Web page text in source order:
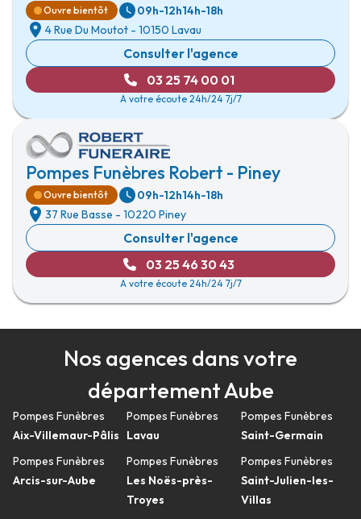
Ouvre bientôt 09h-12h14h-18h
4 Rue Du Moutot - 10150 Lavau
Consulter l'agence
03 25 74 00 01
A votre écoute 24h/24 7j/7
Pompes Funèbres Robert - Piney
Ouvre bientôt 09h-12h14h-18h
37 Rue Basse - 10220 Piney
Consulter l'agence
03 25 46 30 43
A votre écoute 24h/24 7j/7
Nos agences dans votre
département Aube
Pompes Funèbres
Aix-Villemaur-Pâlis
Pompes Funèbres
Arcis-sur-Aube
Pompes Funèbres
Lavau
Pompes Funèbres
Les Noës-près-
Troyes
Pompes Funèbres
Saint-Germain
Pompes Funèbres
Saint-Julien-les-
Villas